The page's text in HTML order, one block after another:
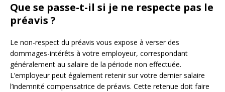
Que se passe-t-il si je ne respecte pas le
préavis ?
Le non-respect du préavis vous expose à verser des
dommages-intérêts à votre employeur, correspondant
généralement au salaire de la période non effectuée.
L’employeur peut également retenir sur votre dernier salaire
l’indemnité compensatrice de préavis. Cette retenue doit faire